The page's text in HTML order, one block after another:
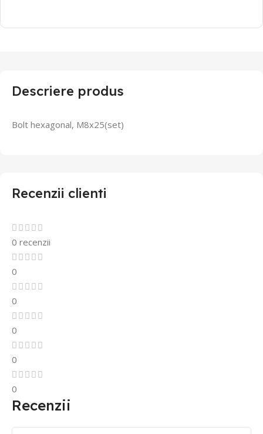
Descriere produs
Bolt hexagonal, M8x25(set)
Recenzii clienti
0 recenzii
0
0
0
0
0
Recenzii